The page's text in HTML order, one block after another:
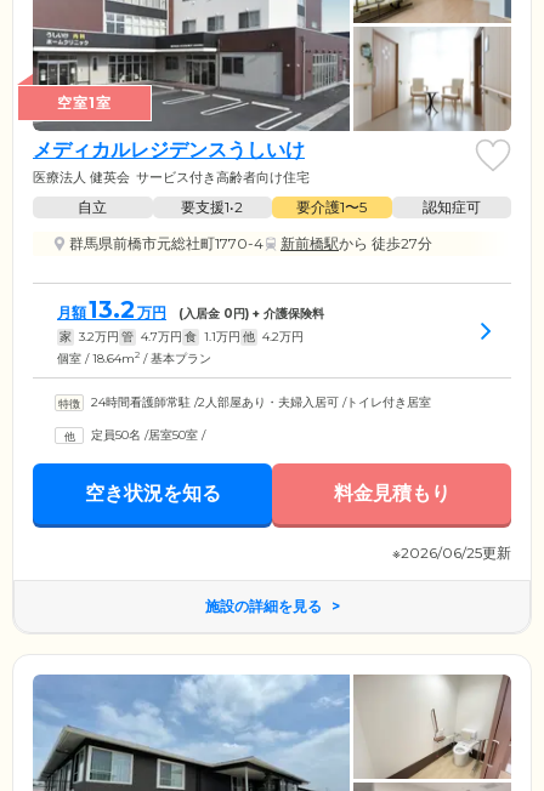
空室1室
メディカルレジデンスうしいけ
医療法人 健英会 サービス付き高齢者向け住宅
自立 要支援1•2 要介護1〜5
認知症可
群馬県前橋市元総社町1770-4
新前橋駅から 徒歩27分
月額13.2 万円 (入居金 0円) + 介護保険料
家 3.2万円 管 4.7万円 食 1.1万円 他 4.2万円
個室 / 18.64m2 / 基本プラン
24時間看護師常駐 /2人部屋あり・夫婦入居可 /トイレ付き居室
定員50名 /居室50室 /
空き状況を知る 料金見積もり
※2026/06/25更新
施設の詳細を見る